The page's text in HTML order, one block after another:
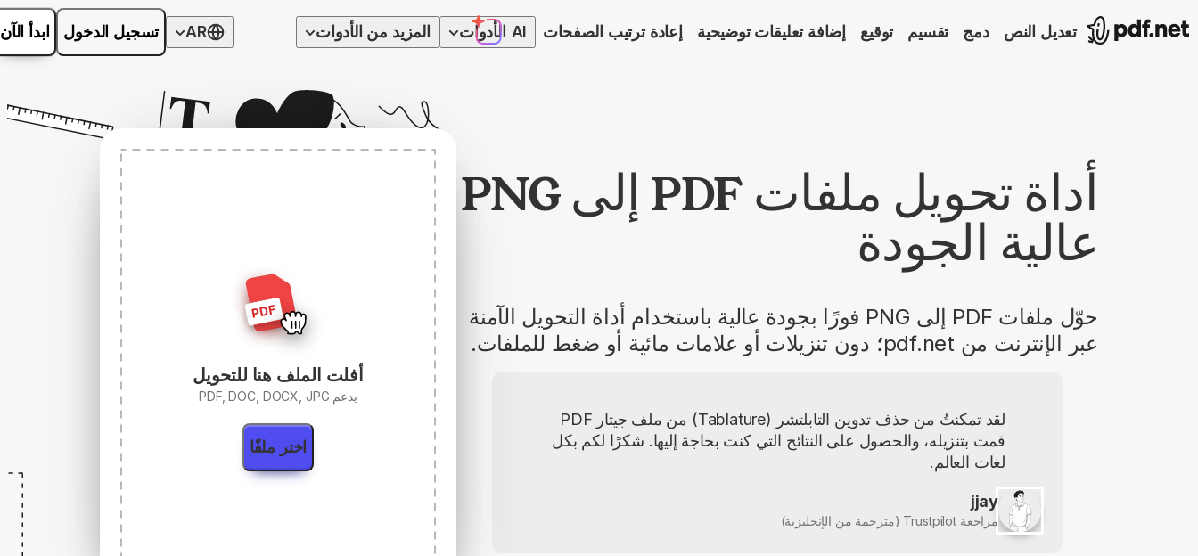
تعديل النص دمج تقسيم توقيع إضافة تعليقات توضيحية إعادة ترتيب الصفحات AI الأدوات المزيد من الأدوات AR تسجيل الدخول ابدأ الآن
أداة تحويل ملفات PDF إلى PNG
عالية الجودة
حوّل ملفات PDF إلى PNG فورًا بجودة عالية باستخدام أداة التحويل الآمنة
عبر الإنترنت من pdf.net؛ دون تنزيلات أو علامات مائية أو ضغط للملفات.
لقد تمكنتُ من حذف تدوين التابلتشر (Tablature) من ملف جيتار PDF
قمت بتنزيله، والحصول على النتائج التي كنت بحاجة إليها. شكرًا لكم بكل
لغات العالم.
jjay
مراجعة Trustpilot (مترجمة من الإنجليزية)
أفلت الملف هنا للتحويل
يدعم PDF, DOC, DOCX, JPG
اختر ملفًا